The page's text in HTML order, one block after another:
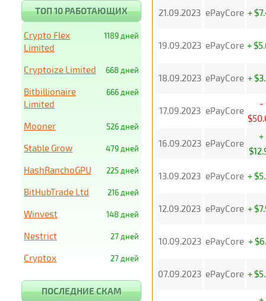
21.09.2023 ePayCore +
19.09.2023 ePayCore +
18.09.2023 ePayCore +
17.09.2023 ePayCore
-
16.09.2023 ePayCore
+
13.09.2023 ePayCore +
12.09.2023 ePayCore +
10.09.2023 ePayCore +
07.09.2023 ePayCore +
ТОП 10 РАБОТАЮЩИХ
1189 дней
Crypto Flex
Limited
668 дней
Cryptoize Limited
666 дней
Bitbillionaire
Limited
526 дней
Mooner
479 дней
Stable Grow
225 дней
HashRanchoGPU
216 дней
BitHubTrade Ltd
148 дней
Winvest
27 дней
Nestrict
27 дней
Cryptox
ПОСЛЕДНИЕ СКАМ